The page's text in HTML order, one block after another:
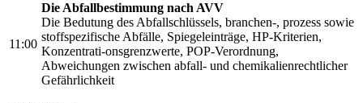
11:00
Die Abfallbestimmung nach AVV
Die Bedutung des Abfallschlüssels, branchen-, prozess sowie
stoffspezifische Abfälle, Spiegeleinträge, HP-Kriterien,
Konzentrati-onsgrenzwerte, POP-Verordnung,
Abweichungen zwischen abfall- und chemikalienrechtlicher
Gefährlichkeit